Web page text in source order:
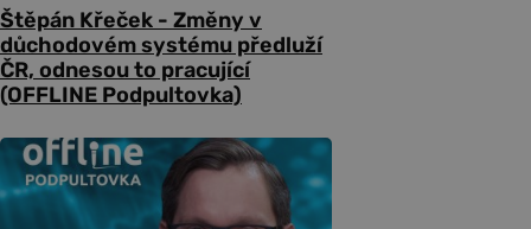
Štěpán Křeček - Změny v
důchodovém systému předluží
ČR, odnesou to pracující
(OFFLINE Podpultovka)